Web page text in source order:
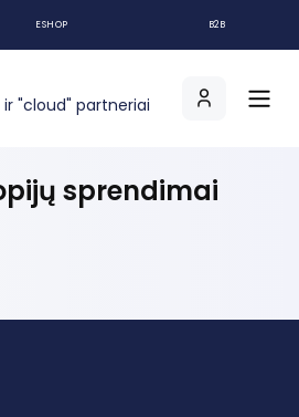
ESHOP B2B
"cloud" partneriai
sprendimai